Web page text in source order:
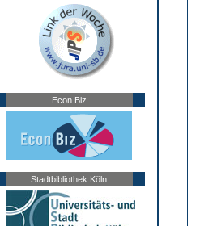
Econ Biz
Stadtbibliothek Köln